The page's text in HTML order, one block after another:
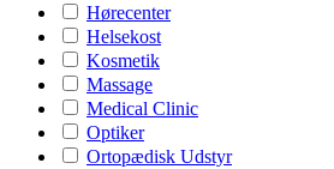
Hørecenter
Helsekost
Kosmetik
Massage
Medical Clinic
Optiker
Ortopædisk Udstyr